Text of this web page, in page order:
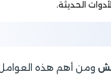
الحديثة.
ومن أهم هذه العوامل